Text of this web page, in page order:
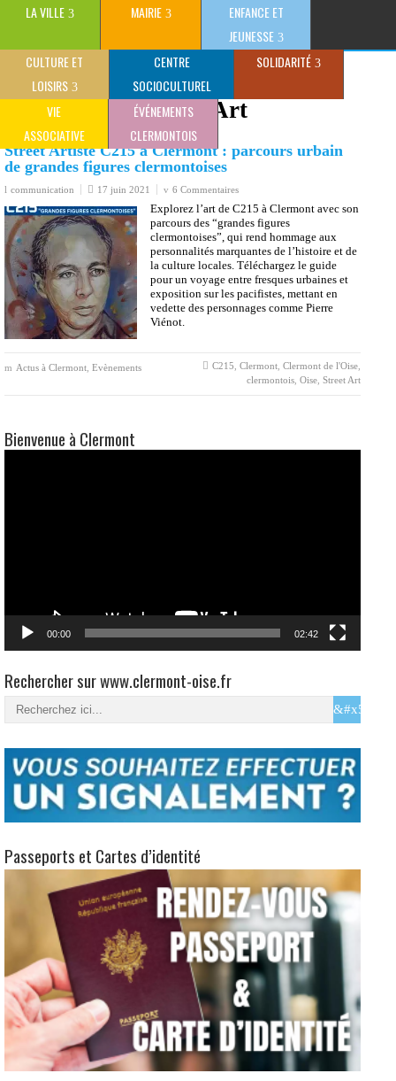
LA VILLE MAIRIE
ENFANCE ET
JEUNESSE
CULTURE ET
LOISIRS
CENTRE
SOCIOCULTUREL
CLAUDE GEWERC
SOLIDARITÉ
VIE
ASSOCIATIVE
ÉVÉNEMENTS
CLERMONTOIS
Tag Archive:Street Art
Street Artiste C215 à Clermont : parcours urbain
de grandes figures clermontoises
communication 17 juin 2021 6 Commentaires
Explorez l’art de C215 à Clermont avec son
parcours des “grandes figures
clermontoises”, qui rend hommage aux
personnalités marquantes de l’histoire et de
la culture locales. Téléchargez le guide
pour un voyage entre fresques urbaines et
exposition sur les pacifistes, mettant en
vedette des personnages comme Pierre
Viénot.
Actus à Clermont Evènements C215 ,Clermont ,Clermont de l'Oise
clermontois ,Oise ,Street Art
Bienvenue à Clermont
00:00 02:42
Rechercher sur www.clermont-oise.fr
Passeports et Cartes d’identité